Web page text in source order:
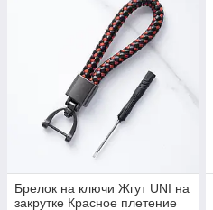
Брелок на ключи Жгут UNI на
закрутке Красное плетение